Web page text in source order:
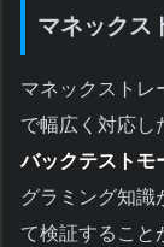
マネックス
マネックストレ
で幅広く対応し
バックテストモ
グラミング知識
て検証すること